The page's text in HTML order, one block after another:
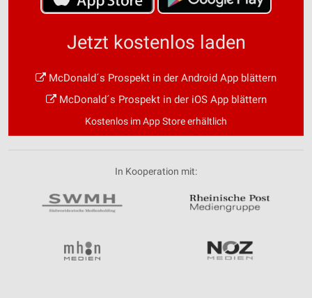
Jetzt kostenlos laden
McDonald´s Prospekt in der Android App blättern
McDonald´s Prospekt in der iOS App blättern
Kostenlos im App Store erhältlich
In Kooperation mit: